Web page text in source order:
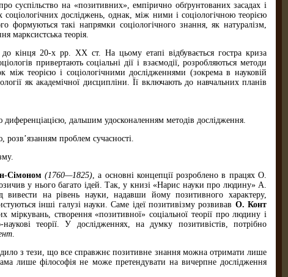
суспільство на «позитивних», емпірично обґрунтованих засадах і
досліджень, однак, між ними і соціологічною теорією
такі напрямки соціологічного знання, як натуралізм,
марксистська теорія.
до кінця 20-х рр. ХХ ст. На цьому етапі відбувається гостра криза
привертають соціальні дії і взаємодії, розробляються методи
між теорією і соціологічними дослідженнями (зокрема в науковій
як академічної дисципліни. Її включають до навчальних планів
дальшим удосконаленням методів дослідження.
розв’язанням проблем сучасності.
Сімоном (1760—1825), а основні концепції розроблено в працях О.
у нього багато ідей. Так, у книзі «Нарис науки про людину» А.
на рівень науки, надавши йому позитивного характеру,
інші галузі науки. Саме ідеї позитивізму розвивав О. Конт
створення «позитивної» соціальної теорії про людину і
теорії. У дослідженнях, на думку позитивістів, потрібно
.
з тези, що все справжнє позитивне знання можна отримати лише
лише філософія не може претендувати на вичерпне дослідження